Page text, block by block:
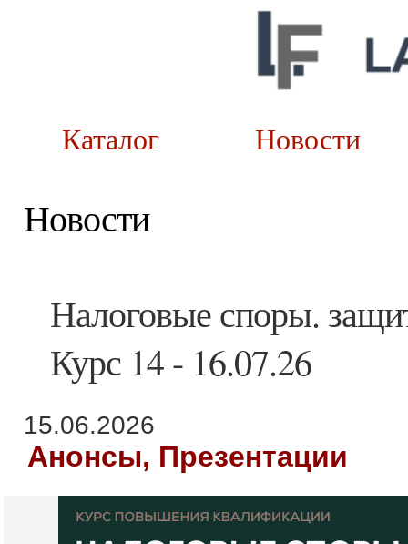
Каталог
Новости
Налоговые споры.
Курс 14 - 16.07.26
15.06.2026
Анонсы, Презентации